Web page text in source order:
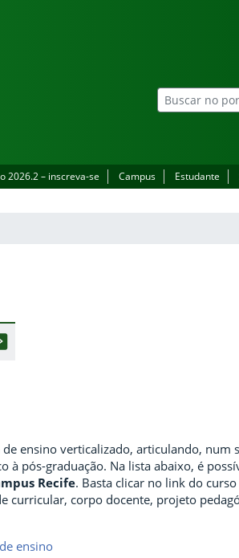
2026.2 – inscreva-se Campus Estudante
ensino verticalizado, articulando, num
à pós-graduação. Na lista abaixo, é
Recife. Basta clicar no link do
curricular, corpo docente, projeto
ensino